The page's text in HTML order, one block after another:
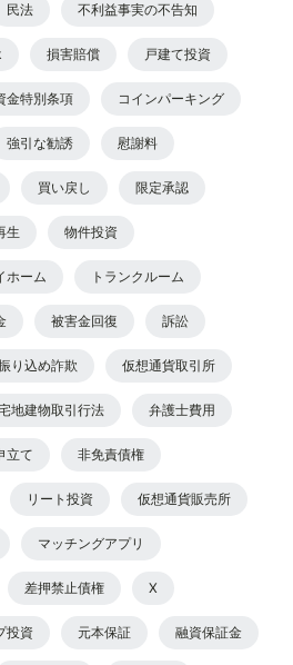
民法 不利益事実の不告知
損害賠償 戸建て投資
金特別条項 コインパーキング
強引な勧誘 慰謝料
買い戻し 限定承認
生 物件投資
ホーム トランクルーム
被害金回復 訴訟
り込め詐欺 仮想通貨取引所
地建物取引行法 弁護士費用
立て 非免責債権
リート投資 仮想通貨販売所
マッチングアプリ
差押禁止債権 X
投資 元本保証 融資保証金